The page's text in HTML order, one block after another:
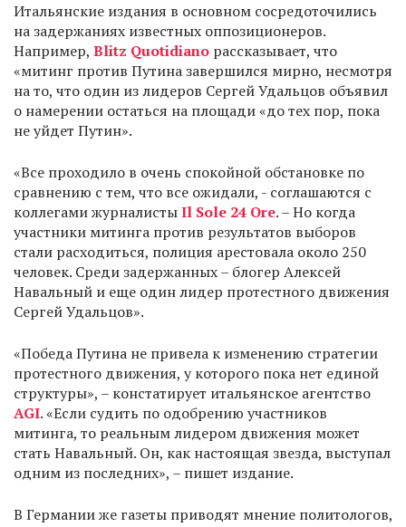
Итальянские издания в основном сосредоточились
на задержаниях известных оппозиционеров.
Например, Blitz Quotidiano рассказывает, что
«митинг против Путина завершился мирно, несмотря
на то, что один из лидеров Сергей Удальцов объявил
о намерении остаться на площади «до тех пор, пока
не уйдет Путин».
«Все проходило в очень спокойной обстановке по
сравнению с тем, что все ожидали, - соглашаются с
коллегами журналистыIl Sole 24 Ore. – Но когда
участники митинга против результатов выборов
стали расходиться, полиция арестовала около 250
человек. Среди задержанных – блогер Алексей
Навальный и еще один лидер протестного движения
Сергей Удальцов».
«Победа Путина не привела к изменению стратегии
протестного движения, у которого пока нет единой
структуры», – констатирует итальянское агентство
AGI. «Если судить по одобрению участников
митинга, то реальным лидером движения может
стать Навальный. Он, как настоящая звезда, выступал
одним из последних», – пишет издание.
В Германии же газеты приводят мнение политологов,